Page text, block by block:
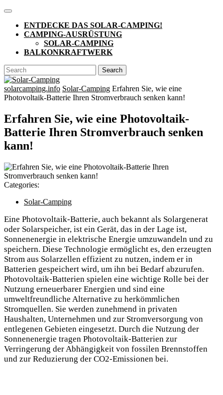
Skip
content
Open
ButtonENTDECKE DAS SOLAR-CAMPING!
CAMPING-AUSRÜSTUNG
SOLAR-CAMPING
BALKONKRAFTWERK
CLOSE
BUTTON
Search
for:
solarcamping.info Solar-Camping Erfahren Sie, wie eine
Photovoltaik-Batterie Ihren Stromverbrauch senken kann!
Erfahren Sie, wie eine Photovoltaik-
Batterie Ihren Stromverbrauch senken
kann!
Categories:
Solar-Camping
Eine Photovoltaik-Batterie, auch bekannt als Solargenerat
oder Solarspeicher, ist ein Gerät, das in der Lage ist,
Sonnenenergie in elektrische Energie umzuwandeln und zu
speichern. Diese Technologie ermöglicht es, den erzeugten
Strom aus Solarzellen effizient zu nutzen, indem er in
Batterien gespeichert wird, um ihn bei Bedarf abzurufen.
Photovoltaik-Batterien spielen eine wichtige Rolle bei der
Nutzung erneuerbarer Energien und sind eine
umweltfreundliche Alternative zu herkömmlichen
Stromquellen. Sie werden zunehmend in privaten
Haushalten, Unternehmen und zur Stromversorgung von
entlegenen Gebieten eingesetzt. Durch die Nutzung der
Sonnenenergie tragen Photovoltaik-Batterien zur
Verringerung der Abhängigkeit von fossilen Brennstoffen
und zur Reduzierung der CO2-Emissionen bei.